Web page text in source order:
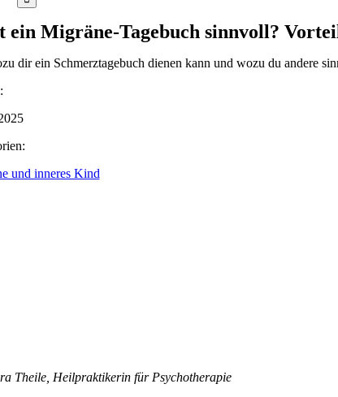
ein Migräne-Tagebuch sinnvoll?
dir ein Schmerztagebuch dienen kann und wozu du andere
und inneres Kind
Theile, Heilpraktikerin für Psychotherapie